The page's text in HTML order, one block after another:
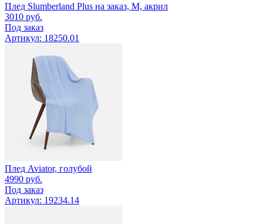
Плед Slumberland Plus на заказ, M, акрил
3010 руб.
Под заказ
Артикул: 18250.01
Плед Aviator, голубой
4990 руб.
Под заказ
Артикул: 19234.14